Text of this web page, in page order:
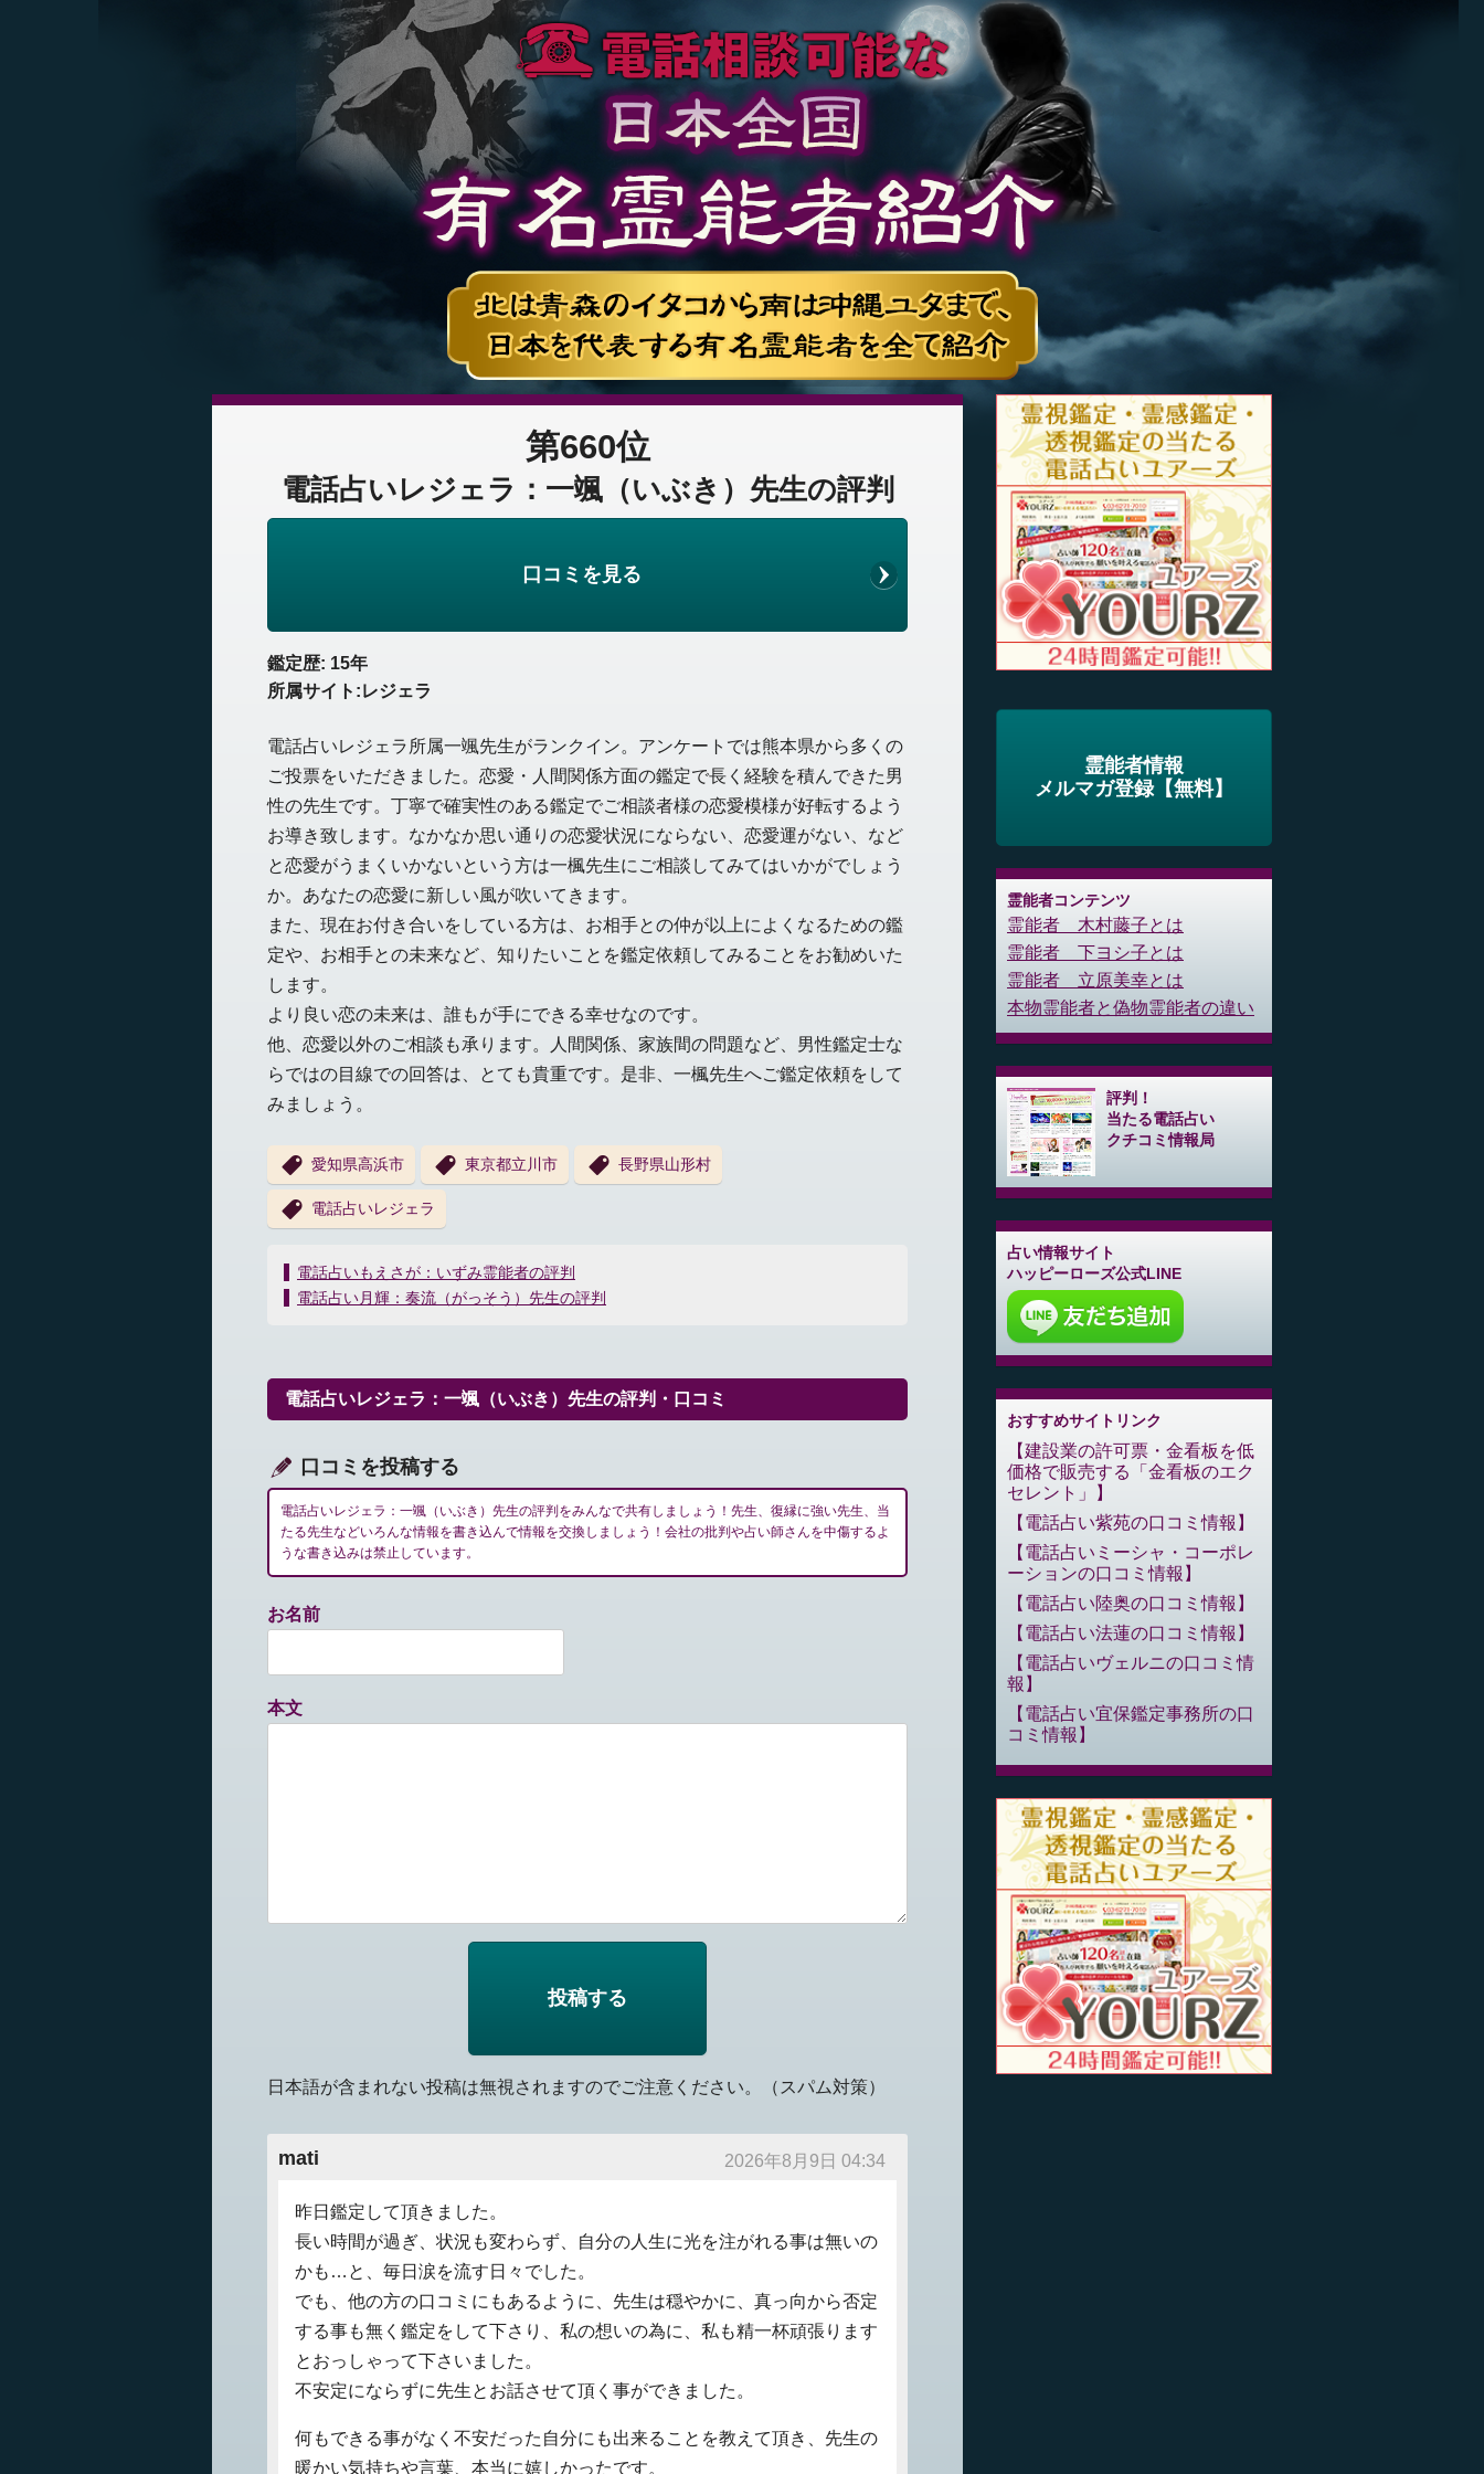
第660位
電話占いレジェラ：一颯（いぶき）先生の評判
口コミを見る
鑑定歴: 15年
所属サイト:レジェラ
電話占いレジェラ所属一颯先生がランクイン。アンケートでは熊本県から多くの
ご投票をいただきました。恋愛・人間関係方面の鑑定で長く経験を積んできた男
性の先生です。丁寧で確実性のある鑑定でご相談者様の恋愛模様が好転するよう
お導き致します。なかなか思い通りの恋愛状況にならない、恋愛運がない、など
と恋愛がうまくいかないという方は一楓先生にご相談してみてはいかがでしょう
か。あなたの恋愛に新しい風が吹いてきます。
また、現在お付き合いをしている方は、お相手との仲が以上によくなるための鑑
定や、お相手との未来など、知りたいことを鑑定依頼してみることをお勧めいた
します。
より良い恋の未来は、誰もが手にできる幸せなのです。
他、恋愛以外のご相談も承ります。人間関係、家族間の問題など、男性鑑定士な
らではの目線での回答は、とても貴重です。是非、一楓先生へご鑑定依頼をして
みましょう。
愛知県高浜市 東京都立川市 長野県山形村
電話占いレジェラ
投
稿
ー
シ
ン
電話占いもえさが：いずみ霊能者の評判
電話占い月輝：奏流（がっそう）先生の評判
電話占いレジェラ：一颯（いぶき）先生の評判・口コミ
口コミを投稿する
電話占いレジェラ：一颯（いぶき）先生の評判をみんなで共有しましょう！先生、復縁に強い先生、当
たる先生などいろんな情報を書き込んで情報を交換しましょう！会社の批判や占い師さんを中傷するよ
うな書き込みは禁止しています。
お名前
本文
日本語が含まれない投稿は無視されますのでご注意ください。（スパム対策）
mati 2026年8月9日 04:34
昨日鑑定して頂きました。
長い時間が過ぎ、状況も変わらず、自分の人生に光を注がれる事は無いの
かも…と、毎日涙を流す日々でした。
でも、他の方の口コミにもあるように、先生は穏やかに、真っ向から否定
する事も無く鑑定をして下さり、私の想いの為に、私も精一杯頑張ります
とおっしゃって下さいました。
不安定にならずに先生とお話させて頂く事ができました。
何もできる事がなく不安だった自分にも出来ることを教えて頂き、先生の
暖かい気持ちや言葉、本当に嬉しかったです。
霊能者情報
メルマガ登録【無料】
霊能者コンテンツ
霊能者 木村藤子とは
霊能者 下ヨシ子とは
霊能者 立原美幸とは
本物霊能者と偽物霊能者の違い
評判！
当たる電話占い
クチコミ情報局
占い情報サイト
ハッピーローズ公式LINE
おすすめサイトリンク
建設業の許可票・金看板を低
価格で販売する「金看板のエク
セレント」
電話占い紫苑の口コミ情報
電話占いミーシャ・コーポレ
ーションの口コミ情報
電話占い陸奥の口コミ情報
電話占い法蓮の口コミ情報
電話占いヴェルニの口コミ情
報
電話占い宜保鑑定事務所の口
コミ情報